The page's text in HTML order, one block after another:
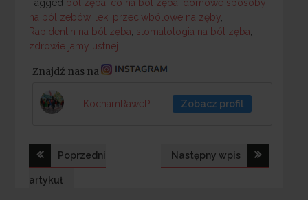
Tagged
Tagged ból zęba, co na ból zęba, domowe sposoby
na ból zebów, leki przeciwbólowe na zęby,
Rapidentin na ból zęba, stomatologia na ból zęba,
zdrowie jamy ustnej
Znajdź nas na
KochamRawePL Zobacz profil
Nawigacja
wpisu
Poprzedni
artykuł
Następny wpis